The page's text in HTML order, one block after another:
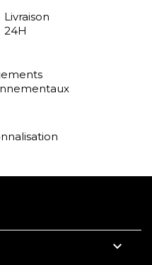
Livraison
24H
